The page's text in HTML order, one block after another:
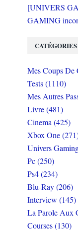
[UNIVERS
GAMING
CATÉGORIES
Mes Coups De
Tests (1110)
Mes Autres
Livre (481)
Cinema (425)
Xbox One
Univers
Pc (250)
Ps4 (234)
Blu-Ray (206)
Interview (145)
La Parole Aux
Courses (130)